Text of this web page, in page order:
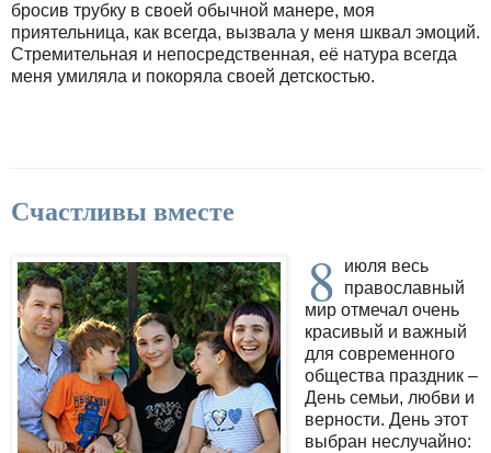
бросив трубку в своей обычной манере, моя
приятельница, как всегда, вызвала у меня шквал эмоций.
Стремительная и непосредственная, её натура всегда
меня умиляла и покоряла своей детскостью.
Счастливы вместе
8
июля весь
православный
мир отмечал очень
красивый и важный
для современного
общества праздник –
День семьи, любви и
верности. День этот
выбран неслучайно: